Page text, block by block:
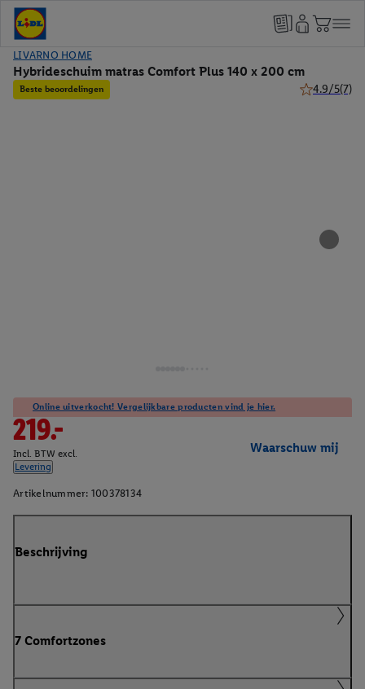
LIVARNO HOME
Hybrideschuim matras Comfort Plus 140 x 200 cm
Beste beoordelingen 4.9/5(7)
Online uitverkocht! Vergelijkbare producten vind je hier.
219.-
Incl. BTW excl.
Levering
Waarschuw mij
Artikelnummer: 100378134
Beschrijving
7 Comfortzones